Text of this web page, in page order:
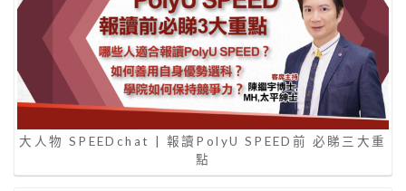
大人物 SPEEDchat | 報讀PolyU SPEED前 必睇三大重
點